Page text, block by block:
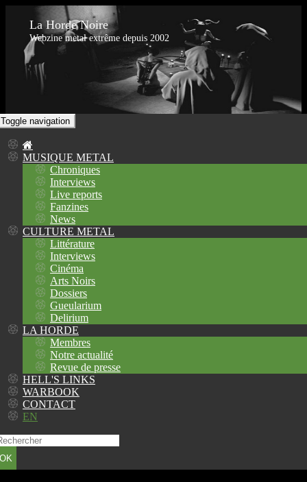
La Horde Noire
Webzine metal extrême depuis 2002
Toggle navigation
MUSIQUE METAL
Chroniques
Interviews
Live reports
Fanzines
News
CULTURE METAL
Littérature
Interviews
Cinéma
Arts Noirs
Dossiers
Gueularium
Delirium
LA HORDE
Membres
Notre actualité
Revue de presse
HELL'S LINKS
WARBOOK
CONTACT
EN
OK